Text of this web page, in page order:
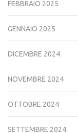
FEBBRAIO 2025
GENNAIO 2025
DICEMBRE 2024
NOVEMBRE 2024
OTTOBRE 2024
SETTEMBRE 2024